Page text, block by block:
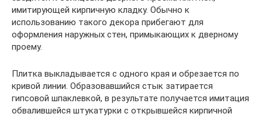
имитирующей кирпичную кладку. Обычно к
использованию такого декора прибегают для
оформления наружных стен, примыкающих к дверному
проему.
Плитка выкладывается с одного края и обрезается по
кривой линии. Образовавшийся стык затирается
гипсовой шпаклевкой, в результате получается имитация
обвалившейся штукатурки с открывшейся кирпичной